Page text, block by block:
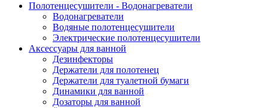
Полотенцесушители - Водонагреватели
Водонагреватели
Водяные полотенцесушители
Электрические полотенцесушители
Аксессуары для ванной
Дезинфекторы
Держатели для полотенец
Держатели для туалетной бумаги
Динамики для ванной
Дозаторы для ванной